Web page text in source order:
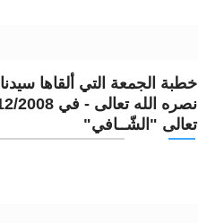
خطبة الجمعة التي ألقاها
تعالى "الشّــافي"